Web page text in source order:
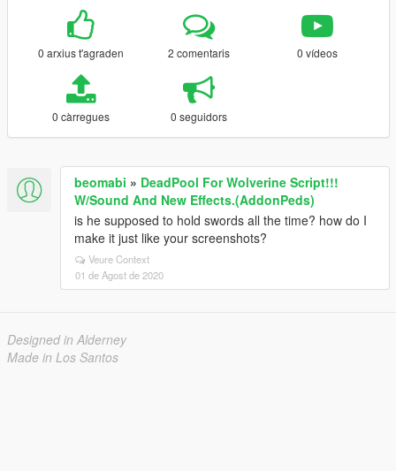
0 arxius t'agraden 2 comentaris 0 vídeos
0 càrregues 0 seguidors
beomabi » DeadPool For Wolverine Script!!!
W/Sound And New Effects.(AddonPeds)
is he supposed to hold swords all the time? how do I
make it just like your screenshots?
Veure Context
01 de Agost de 2020
Designed in Alderney
Made in Los Santos